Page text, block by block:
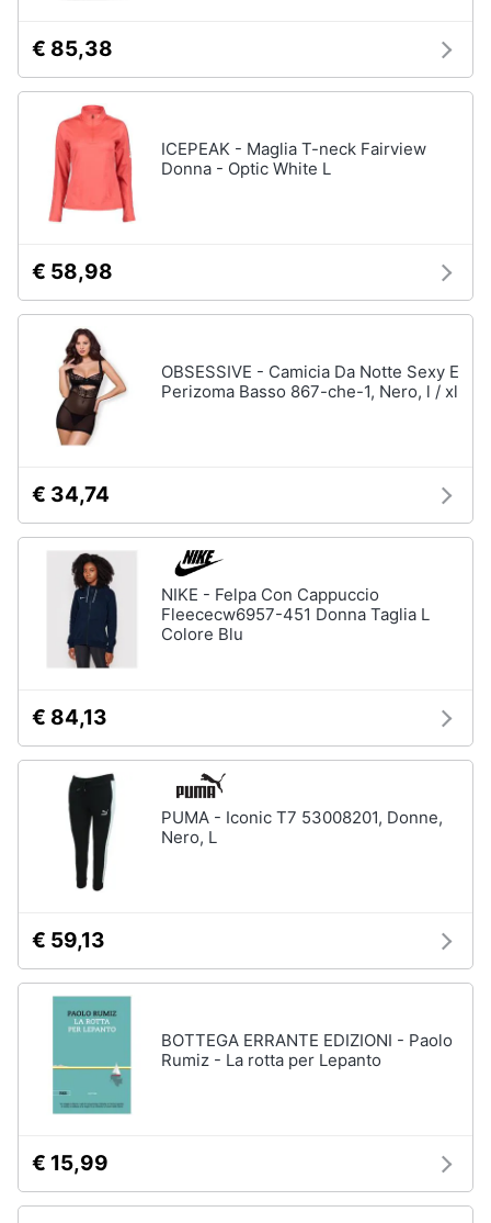
Smartwatch
Orologi
uomo
Orologi
donna
Gioielli
Orecchini
Cavigliera
Collane
tutti
€ 85,38
ICEPEAK - Maglia T-neck Fairview
Donna - Optic White L
€ 58,98
OBSESSIVE - Camicia Da Notte Sexy E
Perizoma Basso 867-che-1, Nero, l / xl
€ 34,74
NIKE - Felpa Con Cappuccio
Fleececw6957-451 Donna Taglia L
Colore Blu
€ 84,13
PUMA - Iconic T7 53008201, Donne,
Nero, L
€ 59,13
BOTTEGA ERRANTE EDIZIONI - Paolo
Rumiz - La rotta per Lepanto
€ 15,99